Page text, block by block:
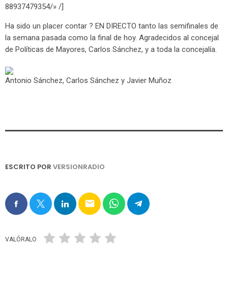
88937479354/» /]
Ha sido un placer contar ? EN DIRECTO tanto las semifinales de
la semana pasada como la final de hoy. Agradecidos al concejal
de Políticas de Mayores, Carlos Sánchez, y a toda la concejalía.
Antonio Sánchez, Carlos Sánchez y Javier Muñoz
ESCRITO POR VERSIONRADIO
email
VALÓRALO